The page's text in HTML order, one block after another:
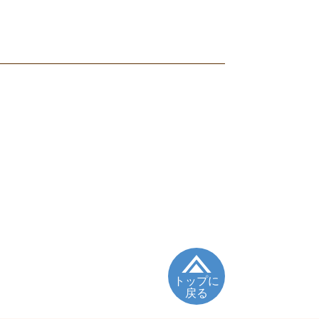
トップに
戻る